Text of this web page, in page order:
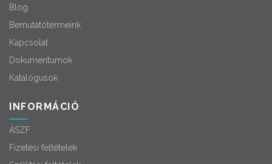
Blog
Bemutatótermeink
Kapcsolat
Dokumentumok
Katalógusok
INFORMÁCIÓ
ÁSZF
Fizetési feltételek